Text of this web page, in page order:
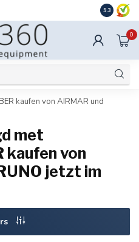
Ook
9.3
0
kaufen von AIRMAR und
met
kaufen von
jetzt im